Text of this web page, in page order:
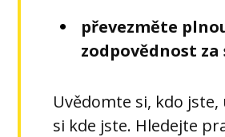
převezměte
zodpovědnost za
Uvědomte si, kdo
si kde jste. Hledejte